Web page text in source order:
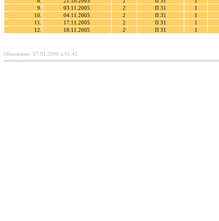
9.
03.11.2005 2 П 31
1
10.
04.11.2005 2 П 31
1
11.
17.11.2005 2 П 31
1
12.
18.11.2005 2 П 31 1
Обновлено: 07.01.2006 в 01:42.